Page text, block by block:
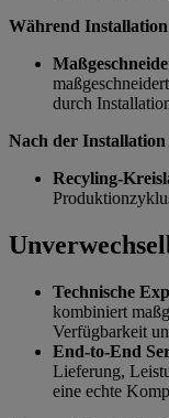
Während
durch
Nach der
Recyling-
Technische
kombiniert
Verfügbarkeit
End-to-End
Lieferung,
eine echte